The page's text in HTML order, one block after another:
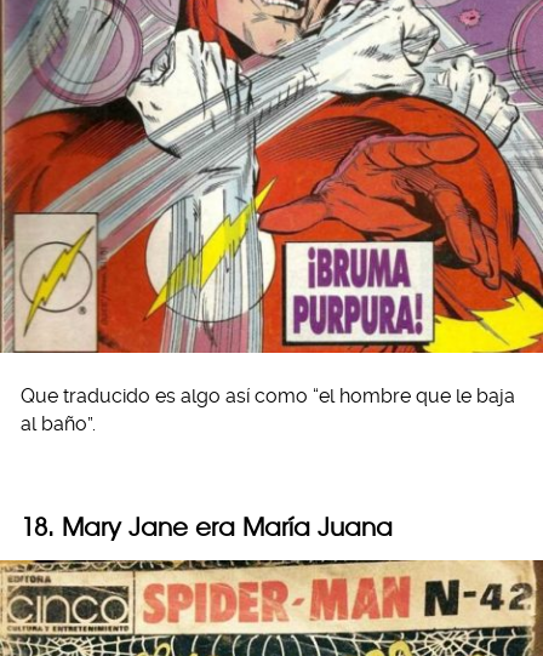
Que traducido es algo así como “el hombre que le baja
al baño”.
18. Mary Jane era María Juana